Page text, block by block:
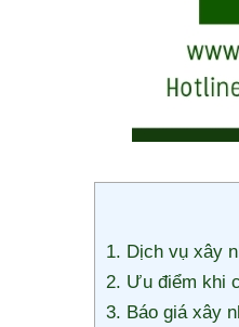
1. Dịch vụ xây
2. Ưu điểm khi
3. Báo giá xây